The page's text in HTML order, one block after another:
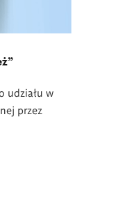
udziału w
przez